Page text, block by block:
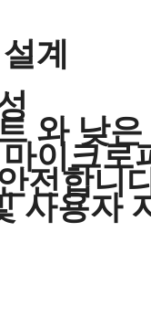
계
와 낮
이크로
전합니
사용자